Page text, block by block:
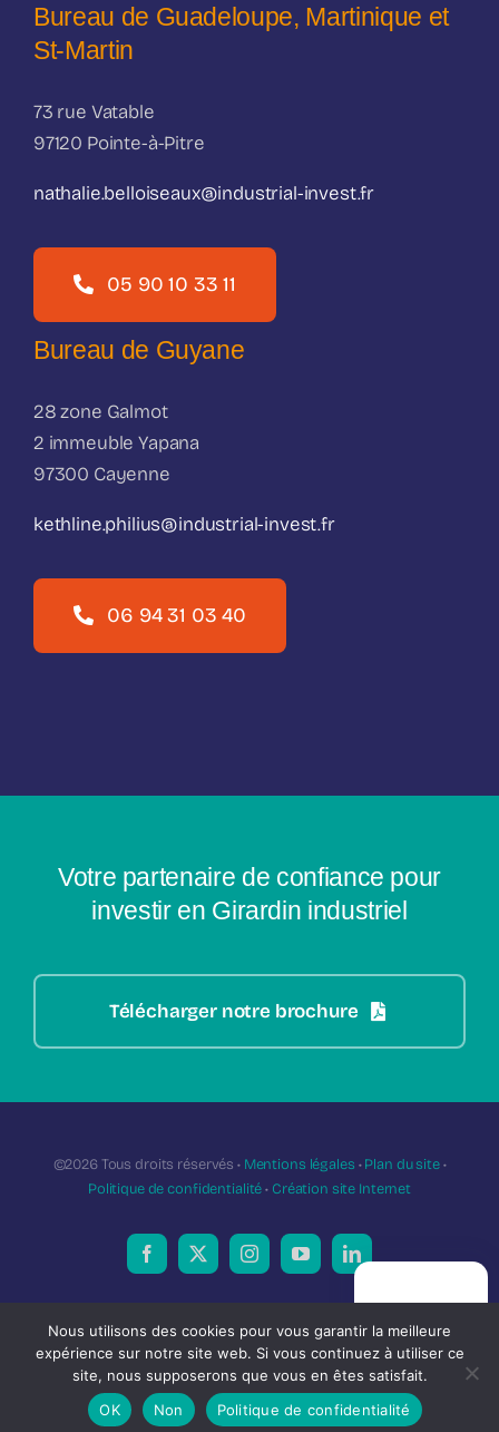
Bureau de Guadeloupe, Martinique et
St-Martin
73 rue Vatable
97120 Pointe-à-Pitre
nathalie.belloiseaux@industrial-invest.fr
05 90 10 33 11
Bureau de Guyane
28 zone Galmot
2 immeuble Yapana
97300 Cayenne
kethline.philius@industrial-invest.fr
06 94 31 03 40
Votre partenaire de confiance pour
investir en Girardin industriel
Télécharger notre brochure
©2026 Tous droits réservés • Mentions légales •Plan du site•
Politique de confidentialité• Création site Internet
un risque en capital encadré.
SAS au capital social de 1500 € – RCA Angers 820 683 787 – Images :
Unsplash / Magnific (visuels non contractuels).
RENDEZ-VOUS
Nous utilisons des cookies pour vous garantir la meilleure
expérience sur notre site web. Si vous continuez à utiliser ce
site, nous supposerons que vous en êtes satisfait.
OK
Non Politique de confidentialité